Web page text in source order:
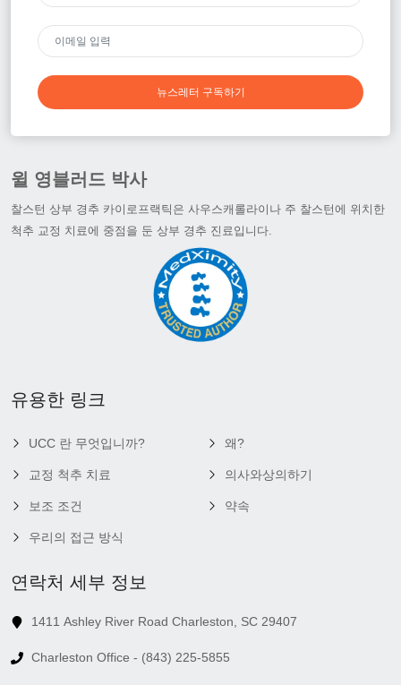
뉴스레터 구독하기
윌 영블러드 박사
찰스턴 상부 경추 카이로프랙틱은 사우스캐롤라이나 주 찰스턴에 위치한
척추 교정 치료에 중점을 둔 상부 경추 진료입니다.
유용한 링크
UCC 란 무엇입니까?
교정 척추 치료
보조 조건
우리의 접근 방식
왜?
의사와상의하기
약속
연락처 세부 정보
1411 Ashley River Road Charleston, SC 29407
Charleston Office - (843) 225-5855